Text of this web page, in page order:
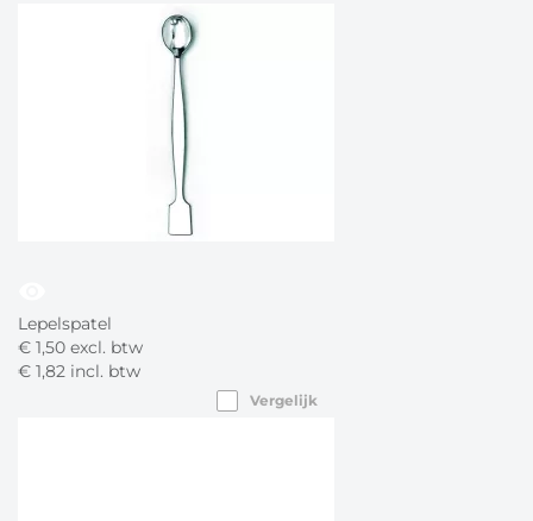
Lepelspatel
€ 1,50 excl. btw
€ 1,82 incl. btw
Vergelijk